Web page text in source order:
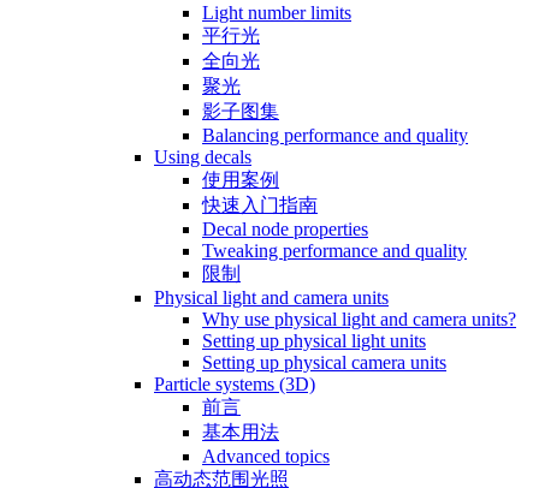
Light number limits
平行光
全向光
聚光
影子图集
Balancing performance and quality
Using decals
使用案例
快速入门指南
Decal node properties
Tweaking performance and quality
限制
Physical light and camera units
Why use physical light and camera units?
Setting up physical light units
Setting up physical camera units
Particle systems (3D)
前言
基本用法
Advanced topics
高动态范围光照